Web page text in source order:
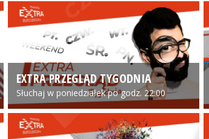
EXTRA PRZEGLĄD TYGODNIA
Słuchaj w poniedziałek po godz. 22:00